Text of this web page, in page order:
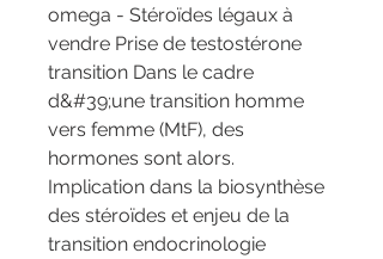
omega - Stéroïdes légaux à
vendre Prise de testostérone
transition Dans le cadre
d&#39;une transition homme
vers femme (MtF), des
hormones sont alors.
Implication dans la biosynthèse
des stéroïdes et enjeu de la
transition endocrinologie